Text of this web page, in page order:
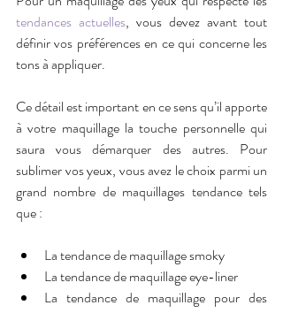
tendances actuelles, vous devez avant tout
définir vos préférences en ce qui concerne les
tons à appliquer.
Ce détail est important en ce sens qu’il apporte
à votre maquillage la touche personnelle qui
saura vous démarquer des autres. Pour
sublimer vos yeux, vous avez le choix parmi un
grand nombre de maquillages tendance tels
que :
La tendance de maquillage smoky
La tendance de maquillage eye-liner
La tendance de maquillage pour des